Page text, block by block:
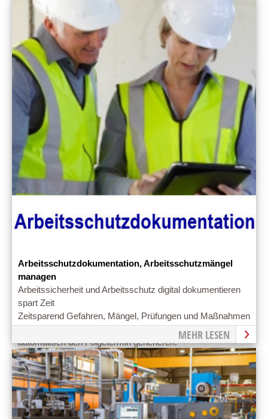
Arbeitsschutzdokumentation, Arbeitsschutzmängel
managen
Arbeitssicherheit und Arbeitsschutz digital dokumentieren
spart Zeit
Zeitsparend Gefahren, Mängel, Prüfungen und Maßnahmen
mit der Wartungsplaner Software dokumentieren und
automatisch den Folgetermin generieren.
MEHR LESEN